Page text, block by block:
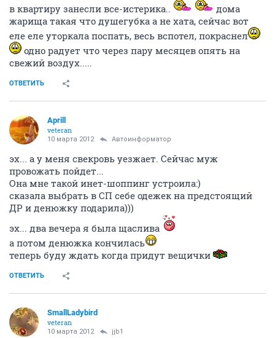
в квартиру занесли все-истерика..
дома
жарища такая что душегубка а не хата, сейчас вот
еле еле уторкала поспать, весь вспотел, покраснел
одно радует что через пару месяцев опять на
свежий воздух.....
ОТВЕТИТЬ
Aprill
veteran
10 марта 2012 Автоинформатор
эх... а у меня свекровь уезжает. Сейчас муж
провожать пойдет...
Она мне такой инет-шоппинг устроила:)
сказала выбрать в СП себе одежек на предстоящий
ДР и денюжку подарила)))
эх... два вечера я была щаслива
а потом денюжка кончилась
теперь буду ждать когда придут вещички
ОТВЕТИТЬ
SmallLadybird
veteran
10 марта 2012 jjb1